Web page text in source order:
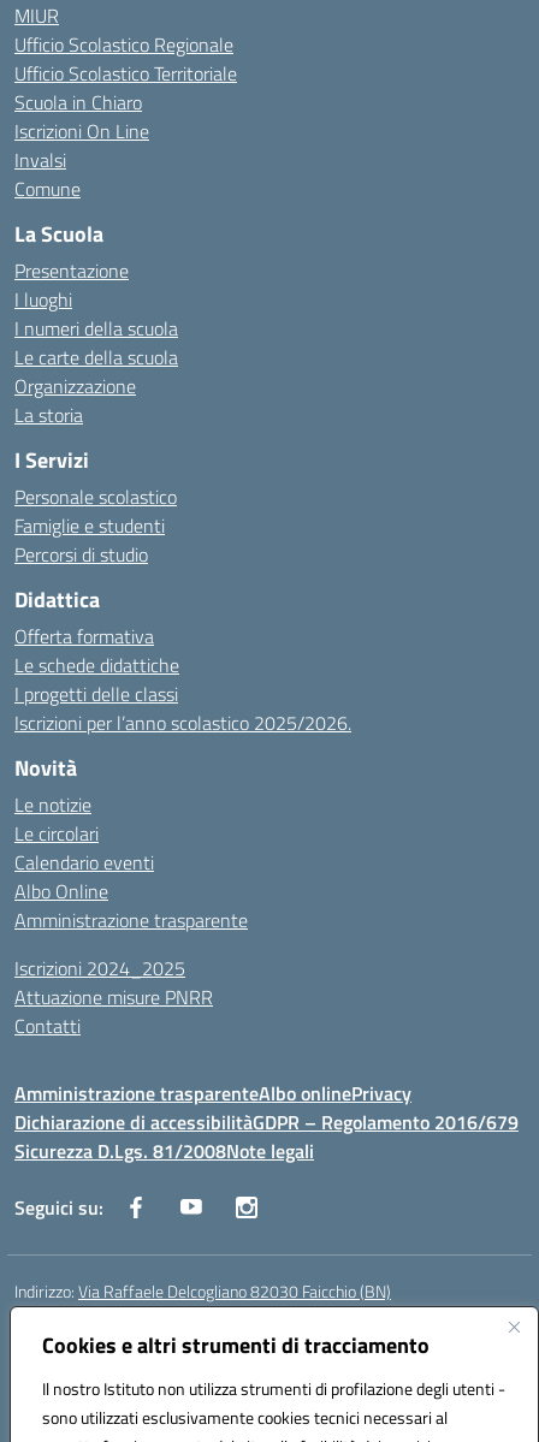
Cookies e altri strumenti di tracciamento
Il nostro Istituto non utilizza strumenti di profilazione degli utenti -
sono utilizzati esclusivamente cookies tecnici necessari al
MIUR
Ufficio Scolastico Regionale
Ufficio Scolastico Territoriale
Scuola in Chiaro
Iscrizioni On Line
Invalsi
Comune
La Scuola
Presentazione
I luoghi
I numeri della scuola
Le carte della scuola
Organizzazione
La storia
I Servizi
Personale scolastico
Famiglie e studenti
Percorsi di studio
Didattica
Offerta formativa
Le schede didattiche
I progetti delle classi
Iscrizioni per l’anno scolastico 2025/2026.
Novità
Le notizie
Le circolari
Calendario eventi
Albo Online
Amministrazione trasparente
Iscrizioni 2024_2025
Attuazione misure PNRR
Contatti
Amministrazione trasparenteAlbo onlinePrivacy
Dichiarazione di accessibilitàGDPR – Regolamento 2016/679
Sicurezza D.Lgs. 81/2008Note legali
Seguici su:
Indirizzo:Via Raffaele Delcogliano 82030 Faicchio (BN)
Centralino:
Posta elettronica certificata (PEC):bnis02300v@pec.istruzione.it
Codice fiscale: 90003320620
Codice meccanografico:BNIS02300V
Codice Indice delle Pubbliche Amministrazioni (IPA): istsc_bnis02300v